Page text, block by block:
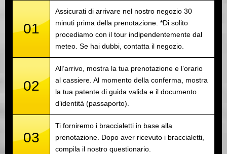
01
Assicurati di arrivare nel nostro negozio 30
minuti prima della prenotazione. *Di solito
procediamo con il tour indipendentemente dal
meteo. Se hai dubbi, contatta il negozio.
02
All’arrivo, mostra la tua prenotazione e l’orario
al cassiere. Al momento della conferma, mostra
la tua patente di guida valida e il documento
d’identità (passaporto).
03
Ti forniremo i braccialetti in base alla
prenotazione. Dopo aver ricevuto i braccialetti,
compila il nostro questionario.